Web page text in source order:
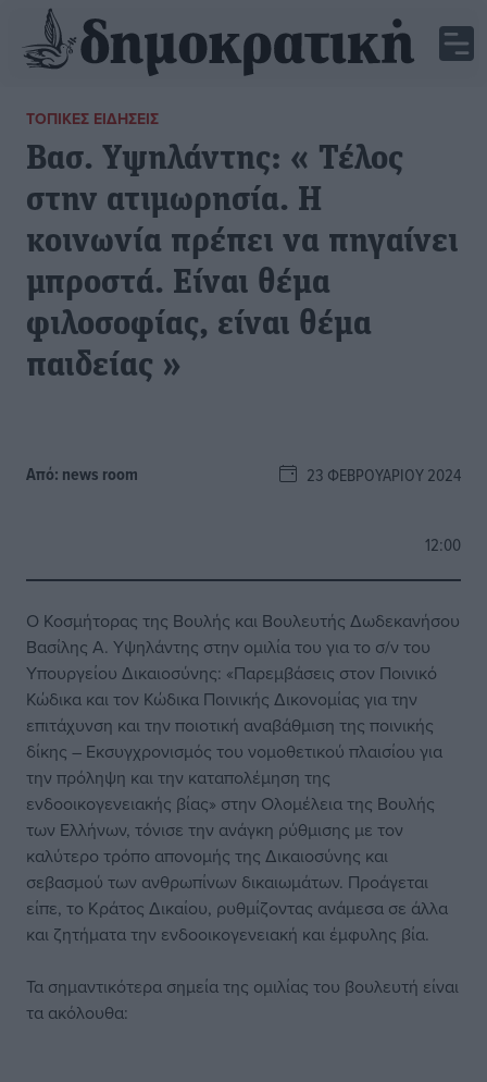
ΤΟΠΙΚΈΣ ΕΙΔΉΣΕΙΣ
Βασ. Υψηλάντης: « Τέλος
στην ατιμωρησία. Η
κοινωνία πρέπει να πηγαίνει
μπροστά. Είναι θέμα
φιλοσοφίας, είναι θέμα
παιδείας »
Από: news room 23 ΦΕΒΡΟΥΑΡΊΟΥ 2024
12:00
Ο Κοσμήτορας της Βουλής και Βουλευτής Δωδεκανήσου
Βασίλης Α. Υψηλάντης στην ομιλία του για το σ/ν του
Υπουργείου Δικαιοσύνης: «Παρεμβάσεις στον Ποινικό
Κώδικα και τον Κώδικα Ποινικής Δικονομίας για την
επιτάχυνση και την ποιοτική αναβάθμιση της ποινικής
δίκης – Εκσυγχρονισμός του νομοθετικού πλαισίου για
την πρόληψη και την καταπολέμηση της
ενδοοικογενειακής βίας» στην Ολομέλεια της Βουλής
των Ελλήνων, τόνισε την ανάγκη ρύθμισης με τον
καλύτερο τρόπο απονομής της Δικαιοσύνης και
σεβασμού των ανθρωπίνων δικαιωμάτων. Προάγεται
είπε, το Κράτος Δικαίου, ρυθμίζοντας ανάμεσα σε άλλα
και ζητήματα την ενδοοικογενειακή και έμφυλης βία.
Τα σημαντικότερα σημεία της ομιλίας του βουλευτή είναι
τα ακόλουθα: